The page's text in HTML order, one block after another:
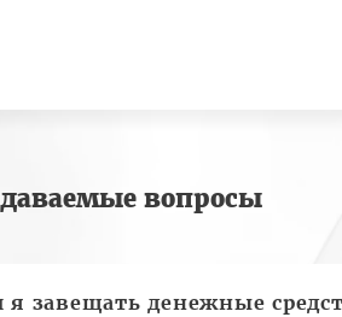
вопросы
я завещать денежные